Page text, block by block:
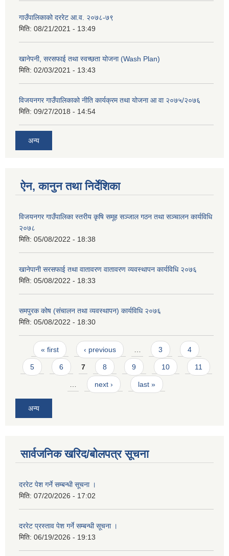
गाउँपालिकाको दररेट आ.व. २०७८-७९
मिति: 08/21/2021 - 13:49
खानेपनी, सरसफाई तथा स्वच्छता योजना (Wash Plan)
मिति: 02/03/2021 - 13:43
विजयनगर गाउँपालिकाको नीति कार्यक्रम तथा योजना आ वा २०७५/२०७६
मिति: 09/27/2018 - 14:54
अन्य
ऐन, कानुन तथा निर्देशिका
विजयनगर गाउँपालिका स्तरीय कृषि समूह सञ्जाल गठन तथा सञ्चालन कार्यविधि
२०७८
मिति: 05/08/2022 - 18:38
खानेपानी सरसफाई तथा वातावरण वातावरण व्यवस्थापन कार्यविधि २०७६
मिति: 05/08/2022 - 18:33
समपुरक कोष (संचालन तथा व्यवस्थापन) कार्यविधि २०७६
मिति: 05/08/2022 - 18:30
Pages
« first ‹ previous … 3 4
5 6 7 8 9 10 11
… next › last »
अन्य
सार्वजनिक खरिद/बोलपत्र सूचना
दररेट पेश गर्ने सम्बन्धी सूचना ।
मिति: 07/20/2026 - 17:02
दररेट प्रस्ताव पेश गर्ने सम्बन्धी सूचना ।
मिति: 06/19/2026 - 19:13